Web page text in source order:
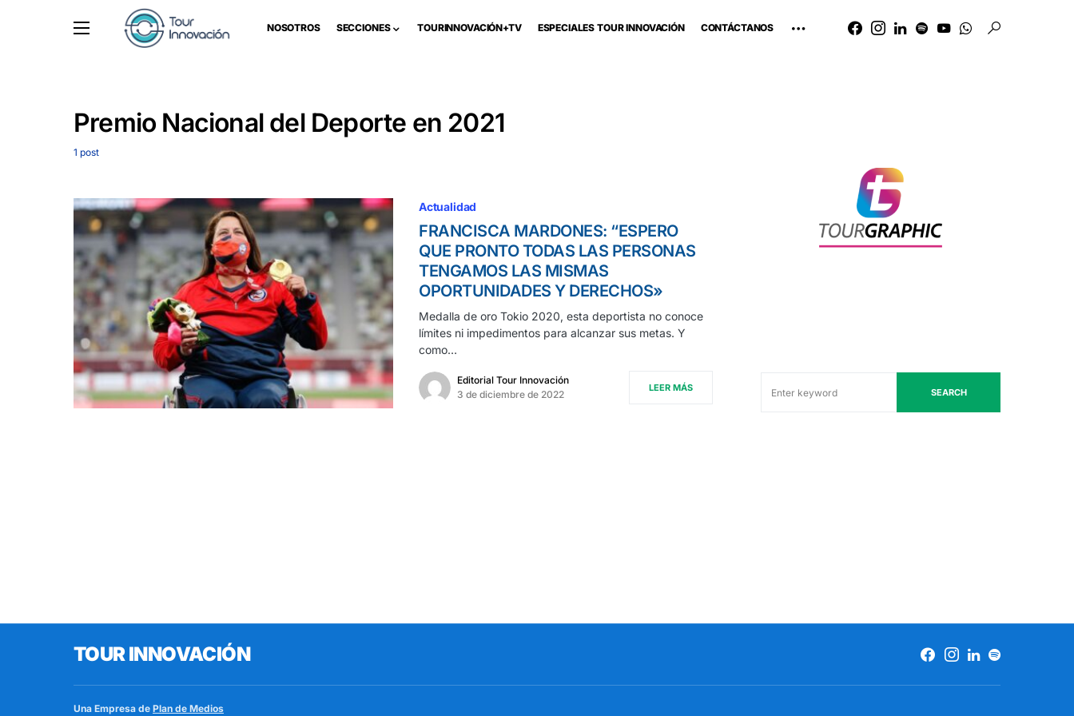
NOSOTROS SECCIONES TOURINNOVACIÓN+TV ESPECIALES TOUR INNOVACIÓN CONTÁCTANOS
Premio Nacional del Deporte en 2021
1 post
Actualidad
FRANCISCA MARDONES: “ESPERO
QUE PRONTO TODAS LAS PERSONAS
TENGAMOS LAS MISMAS
OPORTUNIDADES Y DERECHOS»
Medalla de oro Tokio 2020, esta deportista no conoce
límites ni impedimentos para alcanzar sus metas. Y
como…
Editorial Tour Innovación
3 de diciembre de 2022
LEER MÁS SEARCH
TOUR INNOVACIÓN
Una Empresa de Plan de Medios